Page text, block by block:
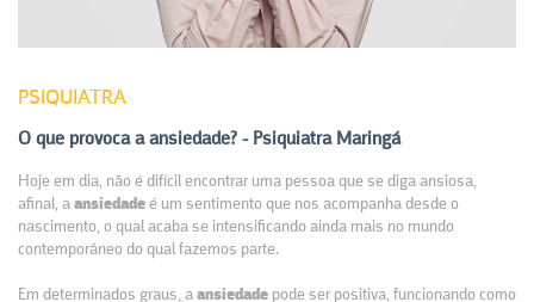
PSIQUIATRA
O que provoca a ansiedade? - Psiquiatra Maringá
Hoje em dia, não é difícil encontrar uma pessoa que se diga ansiosa,
afinal, a ansiedade é um sentimento que nos acompanha desde o
nascimento, o qual acaba se intensificando ainda mais no mundo
contemporâneo do qual fazemos parte.
Em determinados graus, a ansiedade pode ser positiva, funcionando como